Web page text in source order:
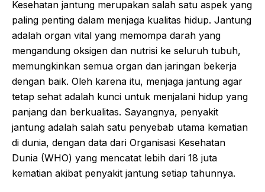
Kesehatan jantung merupakan salah satu aspek yang
paling penting dalam menjaga kualitas hidup. Jantung
adalah organ vital yang memompa darah yang
mengandung oksigen dan nutrisi ke seluruh tubuh,
memungkinkan semua organ dan jaringan bekerja
dengan baik. Oleh karena itu, menjaga jantung agar
tetap sehat adalah kunci untuk menjalani hidup yang
panjang dan berkualitas. Sayangnya, penyakit
jantung adalah salah satu penyebab utama kematian
di dunia, dengan data dari Organisasi Kesehatan
Dunia (WHO) yang mencatat lebih dari 18 juta
kematian akibat penyakit jantung setiap tahunnya.